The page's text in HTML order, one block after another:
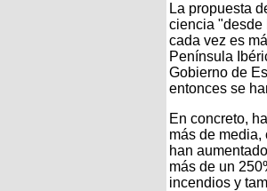
La propuesta
ciencia "desde
cada vez es
Península
Gobierno de
entonces se
En concreto,
más de media,
han
más de un
incendios y